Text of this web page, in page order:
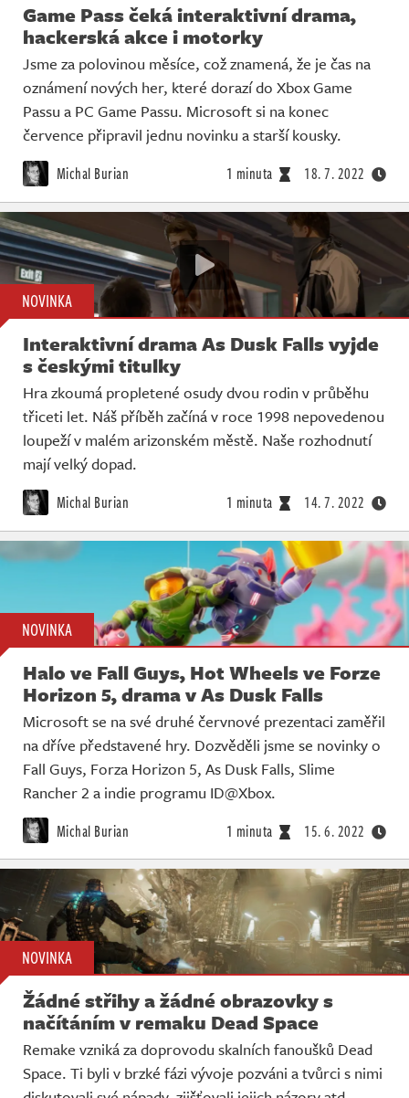
Game Pass čeká interaktivní drama,
hackerská akce i motorky
Jsme za polovinou měsíce, což znamená, že je čas na
oznámení nových her, které dorazí do Xbox Game
Passu a PC Game Passu. Microsoft si na konec
července připravil jednu novinku a starší kousky.
Michal Burian 1 minuta 18. 7. 2022
NOVINKA
Interaktivní drama As Dusk Falls vyjde
s českými titulky
Hra zkoumá propletené osudy dvou rodin v průběhu
třiceti let. Náš příběh začíná v roce 1998 nepovedenou
loupeží v malém arizonském městě. Naše rozhodnutí
mají velký dopad.
Michal Burian 1 minuta 14. 7. 2022
NOVINKA
Halo ve Fall Guys, Hot Wheels ve Forze
Horizon 5, drama v As Dusk Falls
Microsoft se na své druhé červnové prezentaci zaměřil
na dříve představené hry. Dozvěděli jsme se novinky o
Fall Guys, Forza Horizon 5, As Dusk Falls, Slime
Rancher 2 a indie programu ID@Xbox.
Michal Burian 1 minuta 15. 6. 2022
NOVINKA
Žádné střihy a žádné obrazovky s
načítáním v remaku Dead Space
Remake vzniká za doprovodu skalních fanoušků Dead
Space. Ti byli v brzké fázi vývoje pozváni a tvůrci s nimi